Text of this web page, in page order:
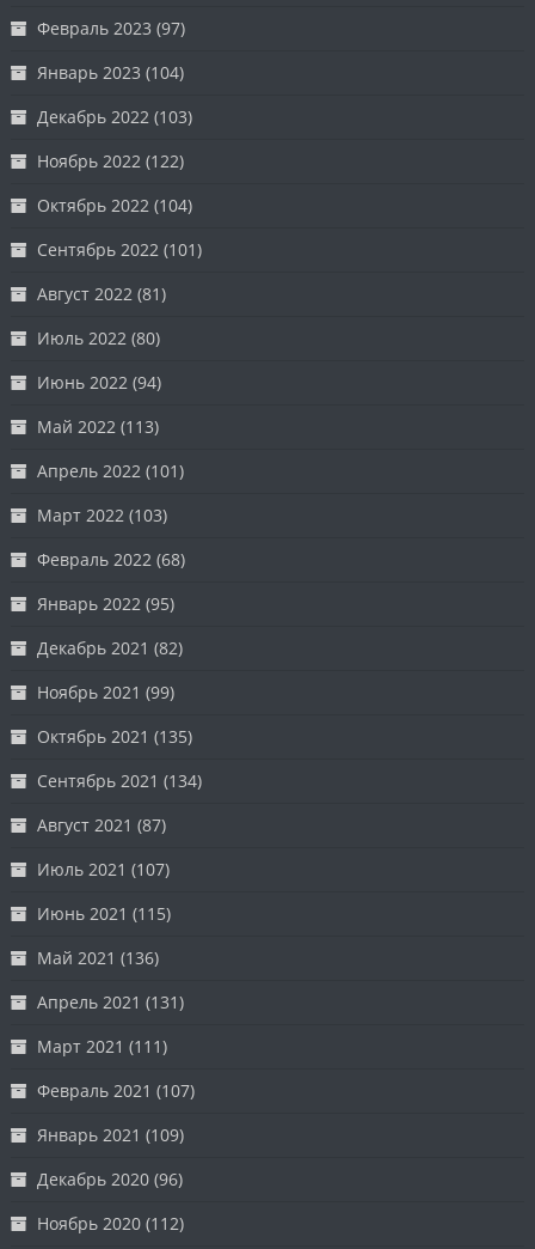
Февраль 2023 (97)
Январь 2023 (104)
Декабрь 2022 (103)
Ноябрь 2022 (122)
Октябрь 2022 (104)
Сентябрь 2022 (101)
Август 2022 (81)
Июль 2022 (80)
Июнь 2022 (94)
Май 2022 (113)
Апрель 2022 (101)
Март 2022 (103)
Февраль 2022 (68)
Январь 2022 (95)
Декабрь 2021 (82)
Ноябрь 2021 (99)
Октябрь 2021 (135)
Сентябрь 2021 (134)
Август 2021 (87)
Июль 2021 (107)
Июнь 2021 (115)
Май 2021 (136)
Апрель 2021 (131)
Март 2021 (111)
Февраль 2021 (107)
Январь 2021 (109)
Декабрь 2020 (96)
Ноябрь 2020 (112)